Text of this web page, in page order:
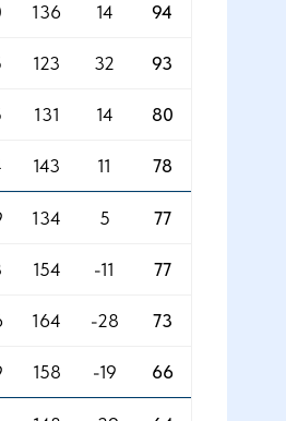
136 14 94
123 32 93
131 14 80
143 11 78
134 5 77
154 -11 77
164 -28 73
158 -19 66